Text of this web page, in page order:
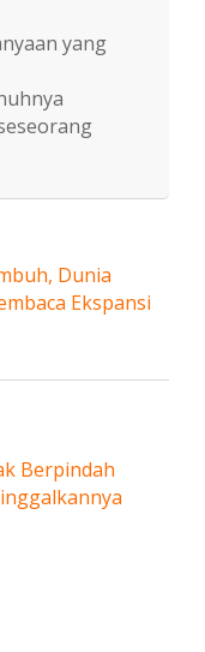
yang
Dunia
Ekspansi
Berpindah